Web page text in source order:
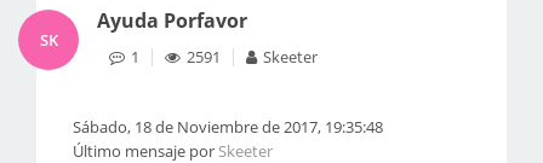
SK
Ayuda Porfavor
1 2591 Skeeter
Sábado, 18 de Noviembre de 2017, 19:35:48
Último mensaje por Skeeter